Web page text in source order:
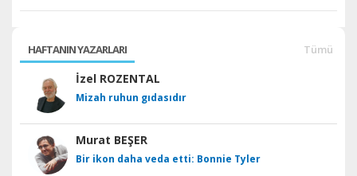
HAFTANIN YAZARLARI Tümü
İzel ROZENTAL
Mizah ruhun gıdasıdır
Murat BEŞER
Bir ikon daha veda etti: Bonnie Tyler